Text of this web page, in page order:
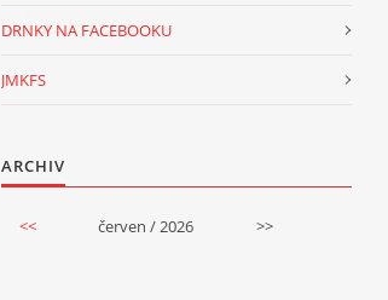
DRNKY NA FACEBOOKU
JMKFS
ARCHIV
<< červen / 2026 >>